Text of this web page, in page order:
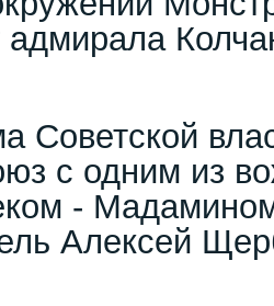
Советской
с одним из
-
Алексей